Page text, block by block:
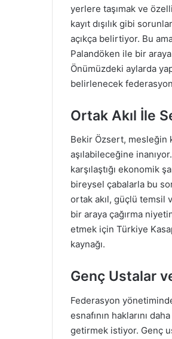
yerlere taşımak ve
kayıt dışılık gibi
açıkça belirtiyor. Bu
Palandöken ile bir
Önümüzdeki aylarda
belirlenecek
Ortak Akıl İle
Bekir Özsert, mesleğin
aşılabileceğine
karşılaştığı ekonomik
bireysel çabalarla bu
ortak akıl, güçlü temsil
bir araya çağırma
etmek için Türkiye
kaynağı.
Genç Ustalar
Federasyon
esnafının haklarını
getirmek istiyor. Genç